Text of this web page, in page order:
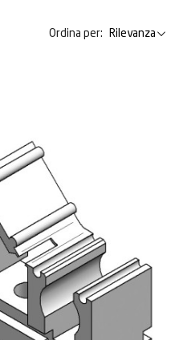
Ordina per: Rilevanza